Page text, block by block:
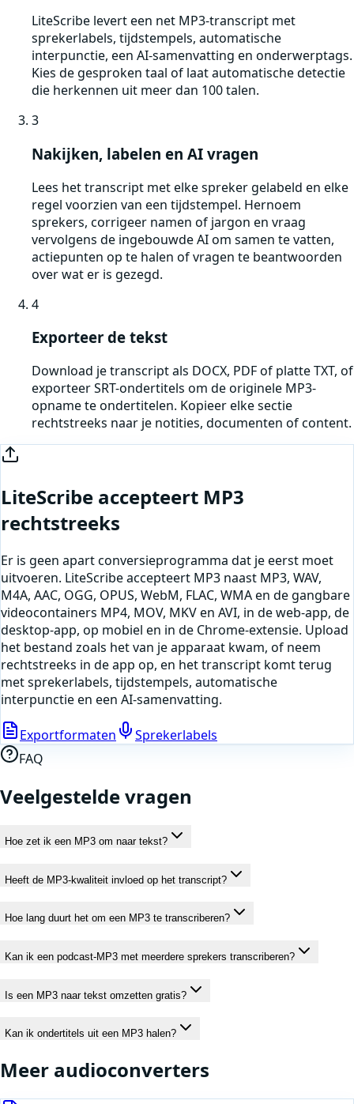
LiteScribe levert een net MP3-transcript met
sprekerlabels, tijdstempels, automatische
interpunctie, een AI-samenvatting en onderwerptags.
Kies de gesproken taal of laat automatische detectie
die herkennen uit meer dan 100 talen.
3
Nakijken, labelen en AI vragen
Lees het transcript met elke spreker gelabeld en elke
regel voorzien van een tijdstempel. Hernoem
sprekers, corrigeer namen of jargon en vraag
vervolgens de ingebouwde AI om samen te vatten,
actiepunten op te halen of vragen te beantwoorden
over wat er is gezegd.
4
Exporteer de tekst
Download je transcript als DOCX, PDF of platte TXT, of
exporteer SRT-ondertitels om de originele MP3-
opname te ondertitelen. Kopieer elke sectie
rechtstreeks naar je notities, documenten of content.
LiteScribe accepteert MP3
rechtstreeks
Er is geen apart conversieprogramma dat je eerst moet
uitvoeren. LiteScribe accepteert MP3 naast MP3, WAV,
M4A, AAC, OGG, OPUS, WebM, FLAC, WMA en de gangbare
videocontainers MP4, MOV, MKV en AVI, in de web-app, de
desktop-app, op mobiel en in de Chrome-extensie. Upload
het bestand zoals het van je apparaat kwam, of neem
rechtstreeks in de app op, en het transcript komt terug
met sprekerlabels, tijdstempels, automatische
interpunctie en een AI-samenvatting.
Exportformaten
Sprekerlabels
FAQ
Veelgestelde vragen
Hoe zet ik een MP3 om naar tekst?
Heeft de MP3-kwaliteit invloed op het transcript?
Hoe lang duurt het om een MP3 te transcriberen?
Kan ik een podcast-MP3 met meerdere sprekers transcriberen?
Is een MP3 naar tekst omzetten gratis?
Kan ik ondertitels uit een MP3 halen?
Meer audioconverters